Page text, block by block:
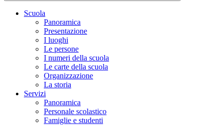
Scuola
Panoramica
Presentazione
I luoghi
Le persone
I numeri della scuola
Le carte della scuola
Organizzazione
La storia
Servizi
Panoramica
Personale scolastico
Famiglie e studenti